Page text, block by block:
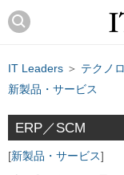
IT Leaders ＞ テクノ
新製品・サービス
ERP／SCM
新製品・サービス